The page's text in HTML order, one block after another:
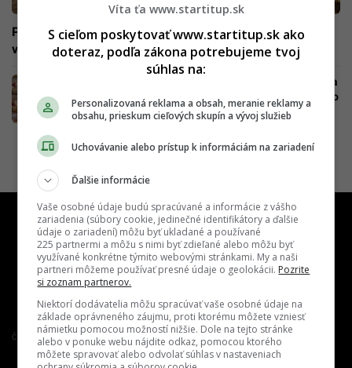
Po tradičné croissanty či bagety nemusíš do Paríža. Na
východe Slovenska ti ich upečú praví Francúzi
Svet pozná najlepšie sladké pečivá vôbec. Na
Slovensku ich TOP alternatívy nájdeš v týchto
podnikoch
Člen združenia IAB Slovakia
Víta ťa www.startitup.sk
S cieľom poskytovať www.startitup.sk ako
doteraz, podľa zákona potrebujeme tvoj
súhlas na:
Personalizovaná reklama a obsah, meranie reklamy a
obsahu, prieskum cieľových skupín a vývoj služieb
Uchovávanie alebo prístup k informáciám na zariadení
Ďalšie informácie
Vaše osobné údaje budú spracúvané a informácie z vášho
zariadenia (súbory cookie, jedinečné identifikátory a ďalšie
údaje o zariadení) môžu byť ukladané a používané
225 partnermi a môžu s nimi byť zdieľané alebo môžu byť
využívané konkrétne týmito webovými stránkami. My a naši
partneri môžeme používať presné údaje o geolokácii. Pozrite
si zoznam partnerov.
Niektorí dodávatelia môžu spracúvať vaše osobné údaje na
základe oprávneného záujmu, proti ktorému môžete vzniesť
námietku pomocou možností nižšie. Dole na tejto stránke
alebo v ponuke webu nájdite odkaz, pomocou ktorého
môžete spravovať alebo odvolať súhlas v nastaveniach